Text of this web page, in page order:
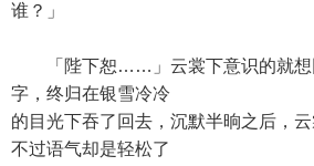
谁？」
「陛下恕……」云裳下意识的就想
字，终归在银雪冷冷
的目光下吞了回去，沉默半晌之后，云
不过语气却是轻松了